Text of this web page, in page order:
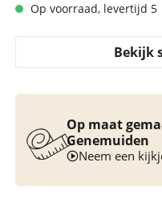
Op voorraad, levertijd 5
Bekijk
Op maat
Genemuiden
Neem een